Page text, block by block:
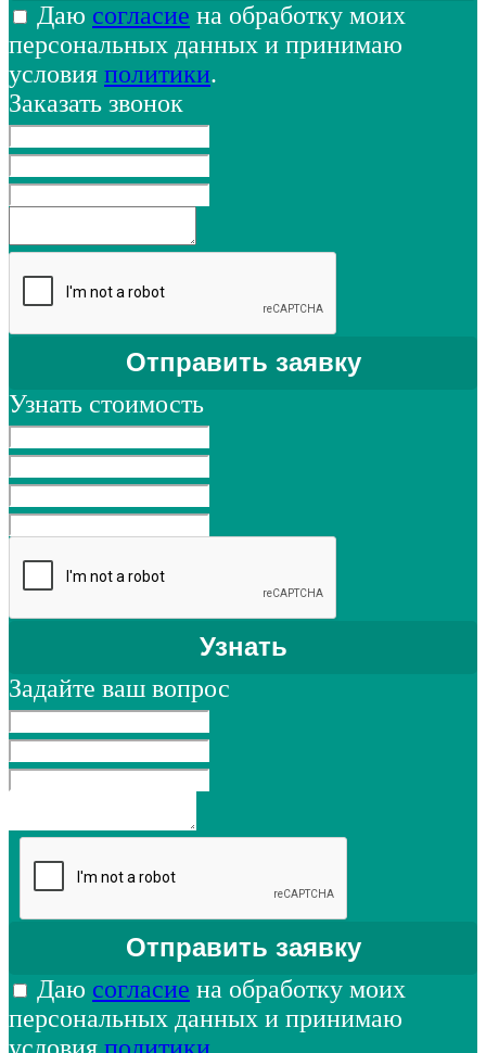
Даю согласие на обработку моих
персональных данных и принимаю
условия политики.
Заказать звонок
Узнать стоимость
Задайте ваш вопрос
Даю согласие на обработку моих
персональных данных и принимаю